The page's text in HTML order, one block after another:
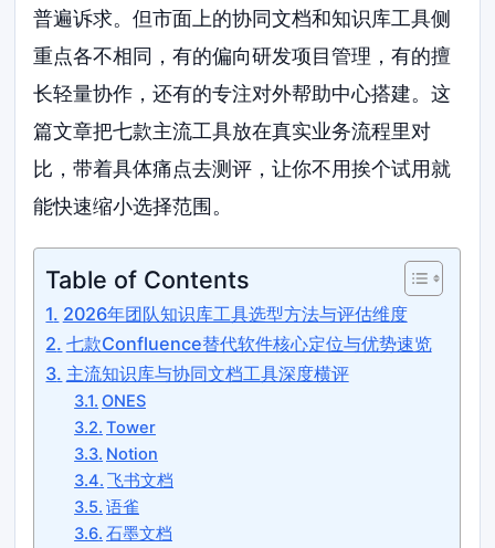
普遍诉求。但市面上的协同文档和知识库工具侧
重点各不相同，有的偏向研发项目管理，有的擅
长轻量协作，还有的专注对外帮助中心搭建。这
篇文章把七款主流工具放在真实业务流程里对
比，带着具体痛点去测评，让你不用挨个试用就
能快速缩小选择范围。
Table of Contents
2026年团队知识库工具选型方法与评估维度
七款Confluence替代软件核心定位与优势速览
主流知识库与协同文档工具深度横评
ONES
Tower
Notion
飞书文档
语雀
石墨文档